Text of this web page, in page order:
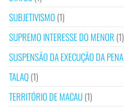
SUBJETIVISMO (1)
SUPREMO INTERESSE DO MENOR (1)
SUSPENSÃO DA EXECUÇÃO DA PENA
TALAQ(1)
TERRITÓRIO DE MACAU(1)